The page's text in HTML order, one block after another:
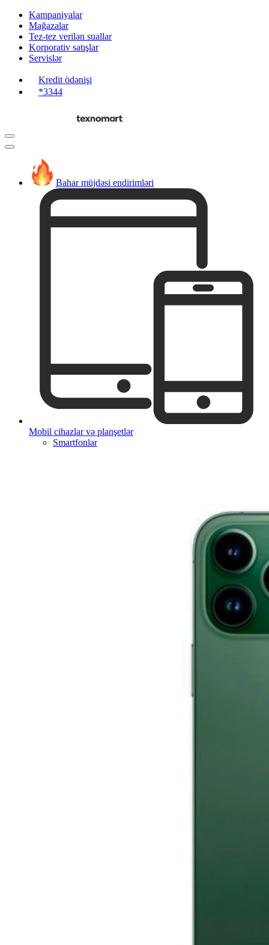
Kampaniyalar
Mağazalar
Tez-tez verilən suallar
Korporativ satışlar
Servislər
Kredit ödənişi
*3344
Bahar müjdəsi endirimləri
Mobil cihazlar və planşetlər
Smartfonlar